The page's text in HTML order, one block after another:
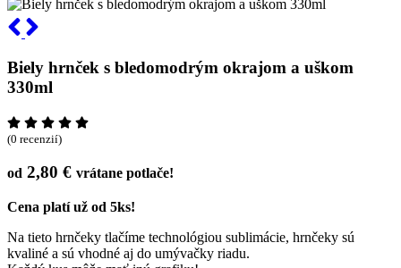
Biely hrnček s bledomodrým okrajom a uškom
330ml
(0 recenzií)
od 2,80 € vrátane potlače!
Cena platí už od 5ks!
Na tieto hrnčeky tlačíme technológiou sublimácie, hrnčeky sú
kvaliné a sú vhodné aj do umývačky riadu.